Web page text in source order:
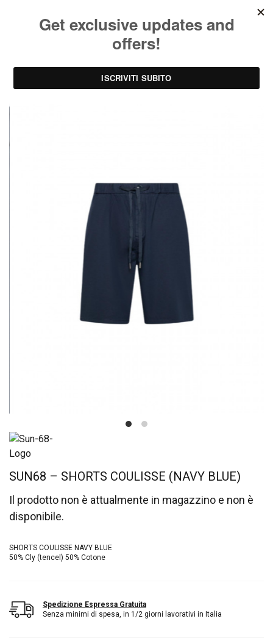
SUN68 – SHORTS COULISSE (NAVY BLUE)
Il prodotto non è attualmente in magazzino e non è
disponibile.
SHORTS COULISSE NAVY BLUE
50% Cly (tencel) 50% Cotone
Spedizione Espressa Gratuita
Senza minimi di spesa, in 1/2 giorni lavorativi in Italia